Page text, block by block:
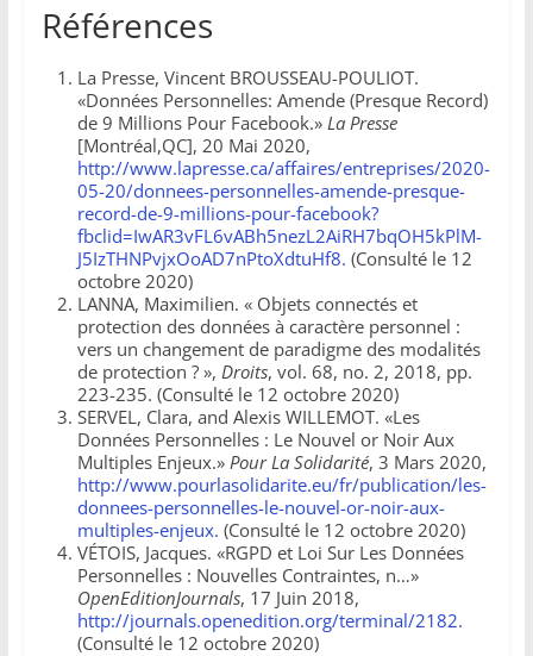
Références
La Presse, Vincent BROUSSEAU-POULIOT.
«Données Personnelles: Amende (Presque Record)
de 9 Millions Pour Facebook.» La Presse
[Montréal,QC], 20 Mai 2020,
http://www.lapresse.ca/affaires/entreprises/2020-
05-20/donnees-personnelles-amende-presque-
record-de-9-millions-pour-facebook?
fbclid=IwAR3vFL6vABh5nezL2AiRH7bqOH5kPlM-
J5IzTHNPvjxOoAD7nPtoXdtuHf8. (Consulté le 12
octobre 2020)
LANNA, Maximilien. « Objets connectés et
protection des données à caractère personnel :
vers un changement de paradigme des modalités
de protection ? », Droits, vol. 68, no. 2, 2018, pp.
223-235. (Consulté le 12 octobre 2020)
SERVEL, Clara, and Alexis WILLEMOT. «Les
Données Personnelles : Le Nouvel or Noir Aux
Multiples Enjeux.» Pour La Solidarité, 3 Mars 2020,
http://www.pourlasolidarite.eu/fr/publication/les-
donnees-personnelles-le-nouvel-or-noir-aux-
multiples-enjeux. (Consulté le 12 octobre 2020)
VÉTOIS, Jacques. «RGPD et Loi Sur Les Données
Personnelles : Nouvelles Contraintes, n…»
OpenEditionJournals, 17 Juin 2018,
http://journals.openedition.org/terminal/2182.
(Consulté le 12 octobre 2020)